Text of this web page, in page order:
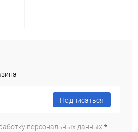
Подписаться
персональных данных.*